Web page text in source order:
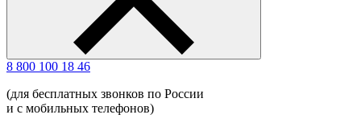
8 800 100 18 46
(для бесплатных звонков по России
и с мобильных телефонов)